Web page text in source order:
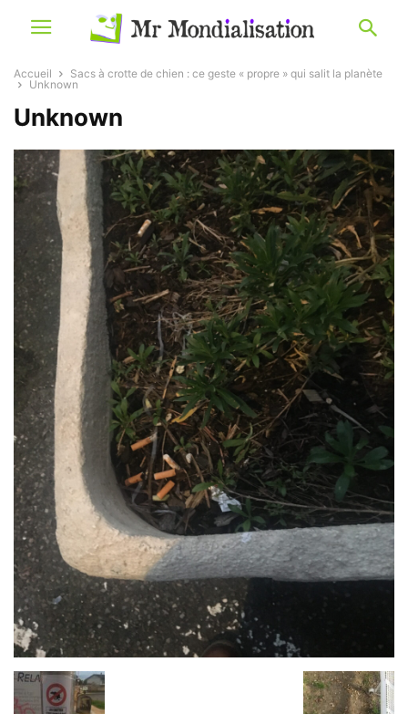
Accueil
Sacs à crotte de chien : ce geste « propre » qui salit la planète
Unknown
Unknown